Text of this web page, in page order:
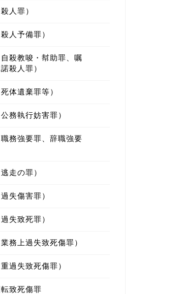
人罪）
人予備罪）
殺教唆・幇助罪、嘱
殺人罪）
体遺棄罪等）
務執行妨害罪）
務強要罪、辞職強要
走の罪）
失傷害罪）
失致死罪）
務上過失致死傷罪）
過失致死傷罪）
致死傷罪